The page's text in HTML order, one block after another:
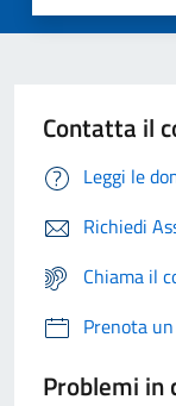
Contatta il
Leggi le
Richiedi
Chiama il
Prenota
Problemi in